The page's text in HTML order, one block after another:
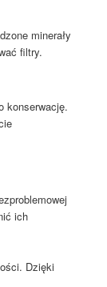
minerały
filtry.
konserwację.
ich
Dzięki